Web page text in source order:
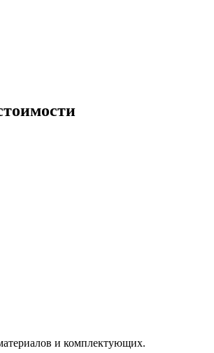
и комплектующих.